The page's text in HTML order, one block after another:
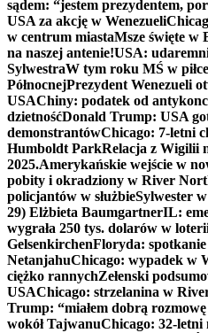
sądem: “jestem prezydentem,
USA za akcję w Wenezueli
w centrum miastaMsze święte w
na naszej antenie!USA:
SylwestraW tym roku MŚ w
PółnocnejPrezydent Wenezueli
USAChiny: podatek od
dzietnośćDonald Trump: USA
demonstrantówChicago: 7-letni
Humboldt ParkRelacja z Wigilii
2025.Amerykańskie wejście w
pobity i okradziony w River
policjantów w służbieSylwester
29) Elżbieta BaumgartnerIL:
wygrała 250 tys. dolarów w
GelsenkirchenFloryda:
NetanjahuChicago: wypadek w
ciężko rannychZełenski
USAChicago: strzelanina w
Trump: “miałem dobrą
wokół TajwanuChicago: 32-letni